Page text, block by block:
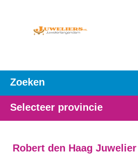
Zoeken
Selecteer provincie
Robert den Haag